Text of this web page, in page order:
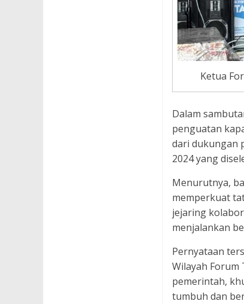
Ketua
Dalam
penguatan
dari dukungan
2024 yang
Menurutnya,
memperkuat
jejaring
menjalankan
Pernyataan
Wilayah Forum
pemerintah,
tumbuh dan